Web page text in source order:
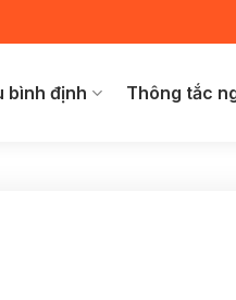
bình định Thông tắc